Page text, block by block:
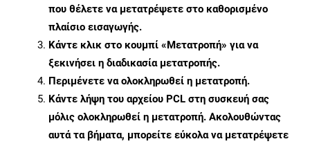
που θέλετε να μετατρέψετε στο καθορισμένο
πλαίσιο εισαγωγής.
Κάντε κλικ στο κουμπί «Μετατροπή» για να
ξεκινήσει η διαδικασία μετατροπής.
Περιμένετε να ολοκληρωθεί η μετατροπή.
Κάντε λήψη του αρχείου PCL στη συσκευή σας
μόλις ολοκληρωθεί η μετατροπή. Ακολουθώντας
αυτά τα βήματα, μπορείτε εύκολα να μετατρέψετε